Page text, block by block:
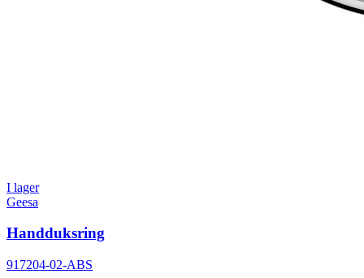
I lager
Geesa
Handduksring
917204-02-ABS